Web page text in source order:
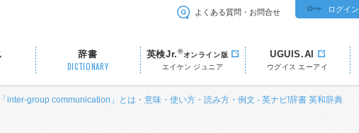
よくある質問・お問合せ ログイン
辞書
DICTIONARY
英検Jr.®オンライン版
エイケン ジュニア
UGUIS.AI
ウグイス エーアイ
「inter-group communication」とは・意味・使い方・読み方・例文 - 英ナビ!辞書 英和辞典